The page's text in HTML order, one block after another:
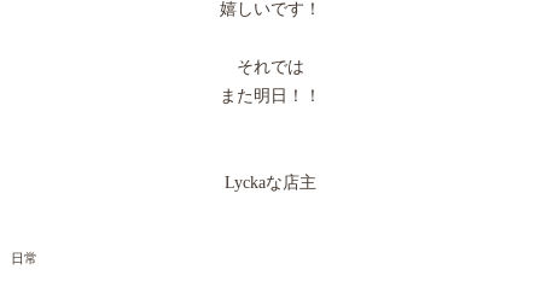
嬉しいです！
それでは
また明日！！
Lyckaな店主
日常